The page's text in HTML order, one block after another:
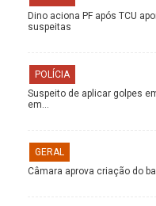
Dino aciona PF após TCU
suspeitas
POLÍCIA
Suspeito de aplicar golpes
em…
GERAL
Câmara aprova criação do